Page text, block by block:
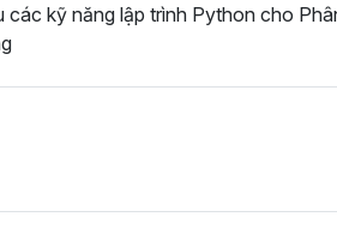
các kỹ năng lập trình Python cho